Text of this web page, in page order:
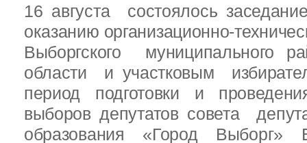
16 августа состоялось
оказанию организационно-
Выборгского муниципального
области и участковым
период подготовки и
выборов депутатов совета
образования «Город Выборг»